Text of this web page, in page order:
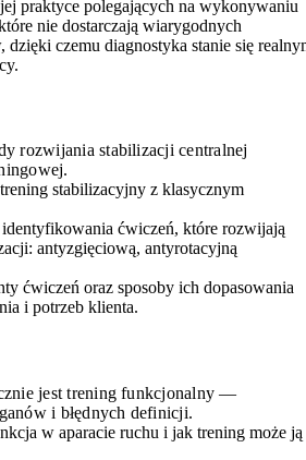
praktyce polegających na wykonywaniu
nie dostarczają wiarygodnych
czemu diagnostyka stanie się
rozwijania stabilizacji centralnej
stabilizacyjny z klasycznym
identyfikowania ćwiczeń, które rozwijają
antyzgięciową, antyrotacyjną
ćwiczeń oraz sposoby ich dopasowania
i potrzeb klienta.
jest trening funkcjonalny —
i błędnych definicji.
w aparacie ruchu i jak trening może ją